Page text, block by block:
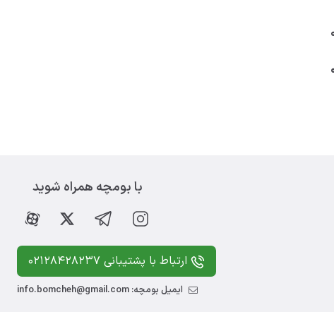
با بومچه همراه شوید
ارتباط با پشتیبانی 02128428237
ایمیل بومچه: info.bomcheh@gmail.com